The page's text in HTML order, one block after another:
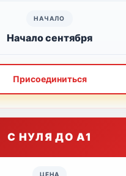
Начало сентября
Присоединиться
С НУЛЯ ДО А1